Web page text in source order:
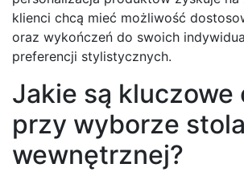
klienci chcą mieć możliwość
oraz wykończeń do swoich
preferencji stylistycznych.
Jakie są kluczowe
przy wyborze
wewnętrznej?